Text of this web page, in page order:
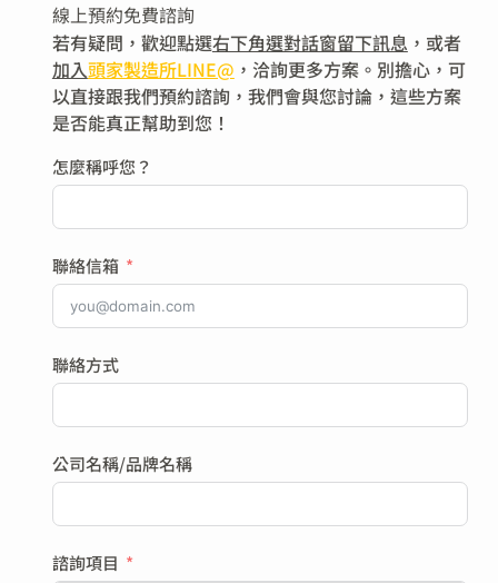
線上預約免費諮詢
若有疑問，歡迎點選右下角選對話窗留下訊息 ，或者
加入頭家製造所LINE@ ，洽詢更多方案。別擔心，可
以直接跟我們預約諮詢，我們會與您討論，這些方案
是否能真正幫助到您！
怎麼稱呼您？
聯絡信箱
聯絡方式
公司名稱/品牌名稱
諮詢項目